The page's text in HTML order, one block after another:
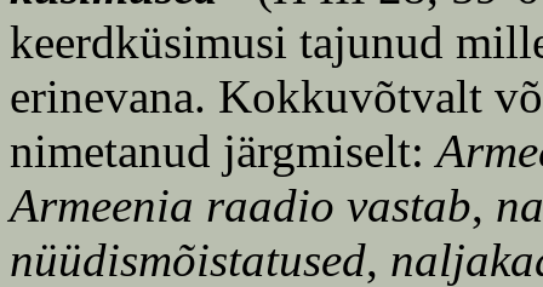
keerdküsimusi tajunud
erinevana. Kokkuvõtvalt
nimetanud järgmiselt:
Armeenia raadio vastab,
nüüdismõistatused,